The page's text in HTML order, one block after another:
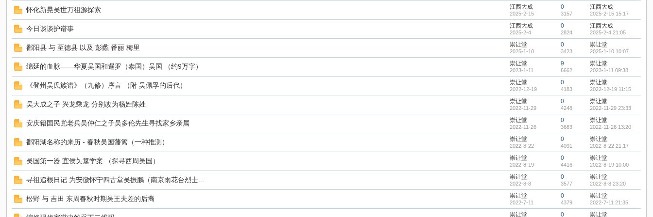
怀化新晃吴世万祖源探索 江西大成
2025-2-15
0
3157
江西大成
2025-2-15 15:17
今日谈谈护谱事 江西大成
2025-2-4
0
2824
江西大成
2025-2-4 21:05
鄱阳县 与 至德县 以及 彭蠡 番丽 梅里 崇让堂
2025-1-10
0
3423
崇让堂
2025-1-10 10:07
绵延的血脉——华夏吴国和暹罗（泰国）吴国 （约9万字） 崇让堂
2023-1-11
9
6662
崇让堂
2023-1-11 09:38
《登州吴氏族谱》（九修）序言 （附 吴佩孚的后代） 崇让堂
2022-12-19
0
4183
崇让堂
2022-12-19 11:15
吴大成之子 兴龙乘龙 分别改为杨姓陈姓 崇让堂
2022-11-29
0
4248
崇让堂
2022-11-29 23:33
安庆籍国民党老兵吴仲仁之子吴多伦先生寻找家乡亲属 崇让堂
2022-11-26
0
3683
崇让堂
2022-11-26 13:20
鄱阳湖名称的来历 - 春秋吴国藩篱（一种推测） 崇让堂
2022-8-22
0
4091
崇让堂
2022-8-22 21:17
吴国第一器 宜侯夨簋学案 （探寻西周吴国） 崇让堂
2022-8-19
0
4416
崇让堂
2022-8-19 10:00
寻祖追根日记 为安徽怀宁四古堂吴振鹏（南京雨花台烈士... 崇让堂
2022-8-8
0
3577
崇让堂
2022-8-8 23:20
松野 与 吉田 东周春秋时期吴王夫差的后裔 崇让堂
2022-7-11
0
4379
崇让堂
2022-7-11 21:35
崇让堂 0 崇让堂